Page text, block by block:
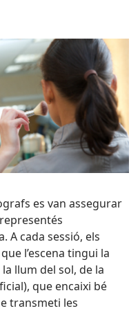
es van assegurar
A cada sessió, els
l’escena tingui la
llum del sol, de la
que encaixi bé
transmeti les